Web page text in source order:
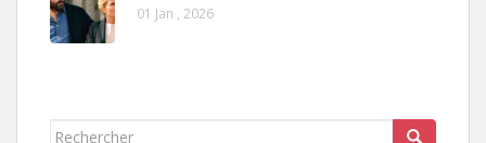
01 Jan , 2026
Rechercher...